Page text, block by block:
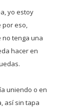
yo estoy
por eso,
tenga una
hacer en
uniendo o en
así sin tapa